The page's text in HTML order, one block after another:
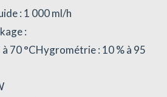
: 1 000 ml/h
:
70 °CHygrométrie : 10 % à 95